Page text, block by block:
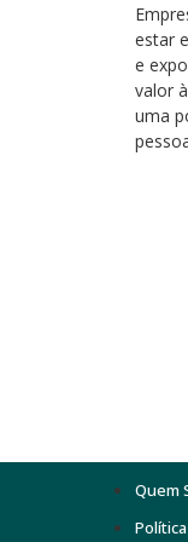
estar
e
valor
uma
Quem